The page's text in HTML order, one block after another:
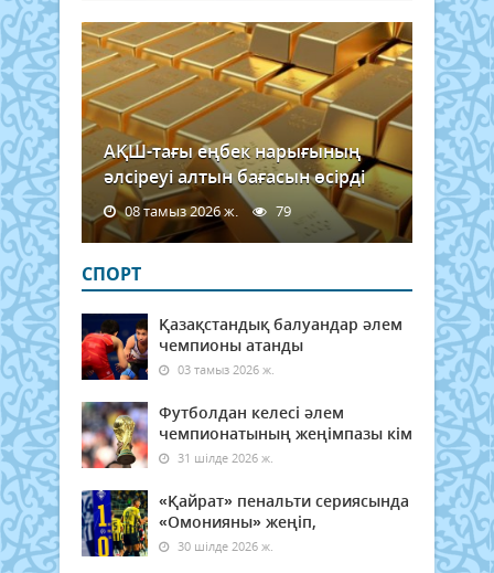
АҚШ-тағы еңбек нарығының
әлсіреуі алтын бағасын өсірді
08 тамыз 2026 ж. 79
СПОРТ
Қазақстандық балуандар әлем
чемпионы атанды
03 тамыз 2026 ж.
Футболдан келесі әлем
чемпионатының жеңімпазы кім
31 шілде 2026 ж.
«Қайрат» пенальти сериясында
«Омонияны» жеңіп,
30 шілде 2026 ж.